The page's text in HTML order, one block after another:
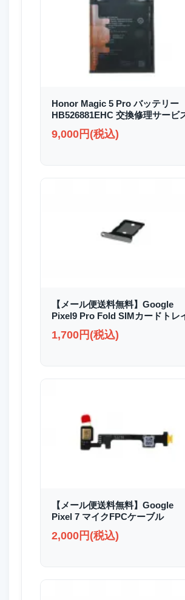
Honor Magic 5 Pro バッテリー
HB526881EHC 交換修理サービ
9,000円(税込)
【メール便送料無料】Google
Pixel9 Pro Fold SIMカードトレ
1,700円(税込)
【メール便送料無料】Google
Pixel 7 マイクFPCケーブル
2,000円(税込)